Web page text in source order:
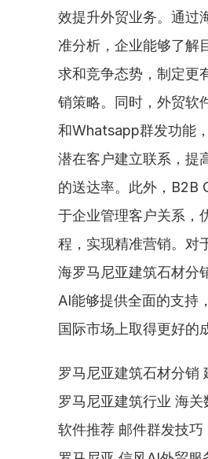
效提升外贸业务。通过
准分析，企业能够了解
求和竞争态势，制定更
销策略。同时，外贸软
和Whatsapp群发功能
潜在客户建立联系，提
的送达率。此外，B2B
于企业管理客户关系，
程，实现精准营销。对
海罗马尼亚建筑石材分
AI能够提供全面的支持
国际市场上取得更好的
罗马尼亚建筑石材分销
罗马尼亚建筑行业 海关
软件推荐 邮件群发技